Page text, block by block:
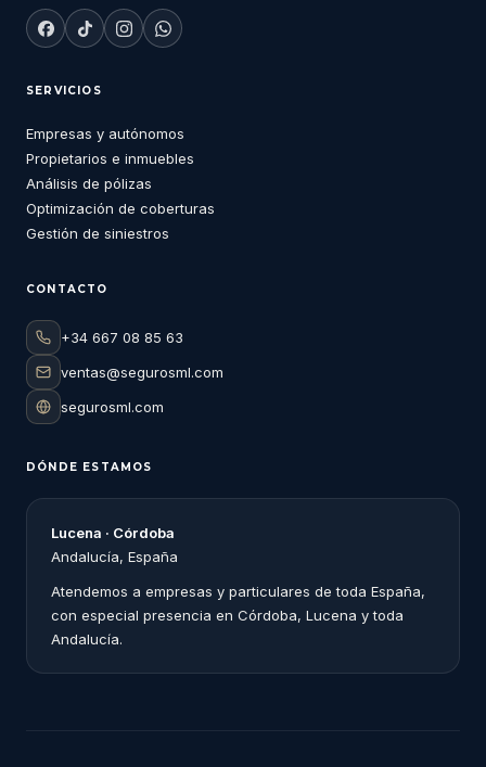
SERVICIOS
Empresas y autónomos
Propietarios e inmuebles
Análisis de pólizas
Optimización de coberturas
Gestión de siniestros
CONTACTO
+34 667 08 85 63
ventas@segurosml.com
segurosml.com
DÓNDE ESTAMOS
Lucena · Córdoba
Andalucía, España
Atendemos a empresas y particulares de toda España,
con especial presencia en Córdoba, Lucena y toda
Andalucía.